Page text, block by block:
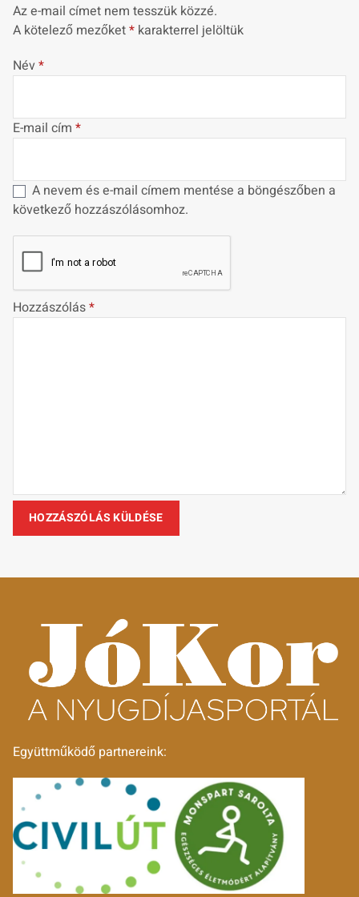
Az e-mail címet nem tesszük közzé.
A kötelező mezőket* karakterrel jelöltük
Név*
E-mail cím *
A nevem és e-mail címem mentése a böngészőben a
következő hozzászólásomhoz.
Hozzászólás*
Együttműködő partnereink: